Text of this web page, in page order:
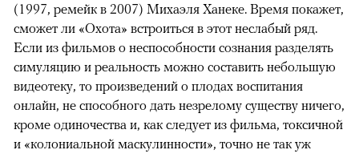
(1997, ремейк в 2007) Михаэля Ханеке. Время покажет,
сможет ли «Охота» встроиться в этот неслабый ряд.
Если из фильмов о неспособности сознания разделять
симуляцию и реальность можно составить небольшую
видеотеку, то произведений о плодах воспитания
онлайн, не способного дать незрелому существу ничего,
кроме одиночества и, как следует из фильма, токсичной
и «колониальной маскулинности», точно не так уж